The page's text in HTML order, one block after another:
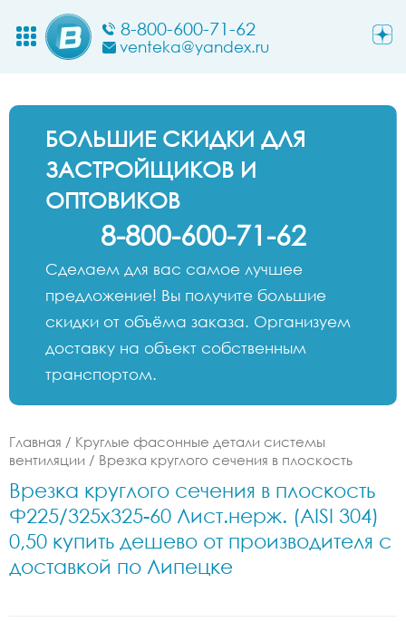
8-800-600-71-62
venteka@yandex.ru
БОЛЬШИЕ СКИДКИ ДЛЯ
ЗАСТРОЙЩИКОВ И
ОПТОВИКОВ
8-800-600-71-62
Сделаем для вас самое лучшее
предложение! Вы получите большие
скидки от объёма заказа. Организуем
доставку на объект собственным
транспортом.
Главная / Круглые фасонные детали системы
вентиляции / Врезка круглого сечения в плоскость
Врезка круглого сечения в плоскость
Ф225/325x325-60 Лист.нерж. (AISI 304)
0,50 купить дешево от производителя с
доставкой по Липецке